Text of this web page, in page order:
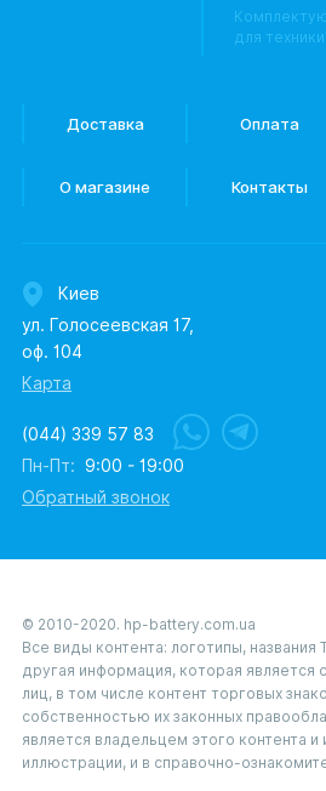
для техники
Доставка Оплата
О магазине Контакты
Киев
ул. Голосеевская 17,
оф. 104
Карта
(044) 339 57 83
Пн-Пт: 9:00 - 19:00
Обратный звонок
© 2010-2020. hp-battery.com.ua
Все виды контента: логотипы, названия
другая информация, которая является
лиц, в том числе контент торговых
собственностью их законных
является владельцем этого контента и
иллюстрации, и в справочно-